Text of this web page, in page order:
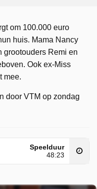
om 100.000 euro
huis. Mama Nancy
grootouders Remi en
Ook ex-Miss
mee.
door VTM op zondag
Speelduur
48:23